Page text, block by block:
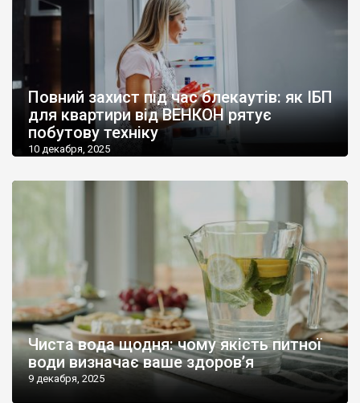
Повний захист під час блекаутів: як ІБП
для квартири від ВЕНКОН рятує
побутову техніку
10 декабря, 2025
Чиста вода щодня: чому якість питної
води визначає ваше здоров’я
9 декабря, 2025